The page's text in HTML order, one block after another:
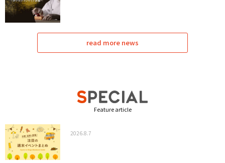
read more news
Feature article
2026.8.7